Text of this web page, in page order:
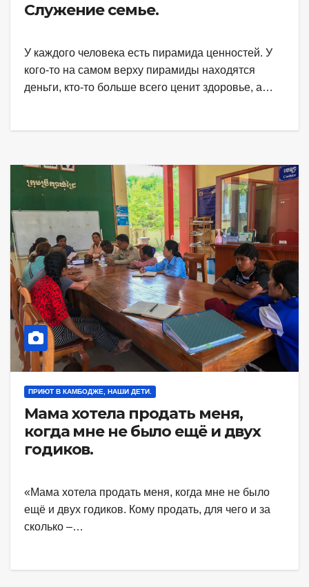
Служение семье.
У каждого человека есть пирамида ценностей. У
кого-то на самом верху пирамиды находятся
деньги, кто-то больше всего ценит здоровье, а…
ПРИЮТ В КАМБОДЖЕ, НАШИ ДЕТИ.
Мама хотела продать меня,
когда мне не было ещё и двух
годиков.
«Мама хотела продать меня, когда мне не было
ещё и двух годиков. Кому продать, для чего и за
сколько –…